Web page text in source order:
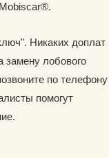
Никаких доплат
замену лобового
по телефону
помогут